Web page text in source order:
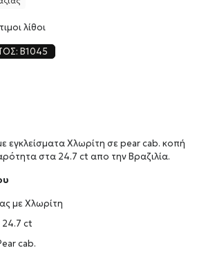
λίθοι
B1045
εγκλείσματα Χλωρίτη σε pear cab. κοπή
στα 24.7 ct απο την Βραζιλία.
με Χλωρίτη
24.7 ct
cab.